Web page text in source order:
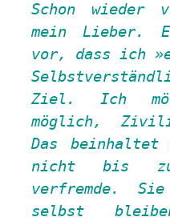
Schon wieder
mein Lieber.
vor, dass ich
Ziel. Ich
möglich,
Das
nicht bis
verfremde.
selbst